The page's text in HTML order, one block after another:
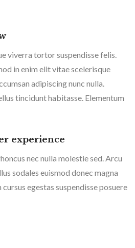
viverra tortor suspendisse felis.
in enim elit vitae scelerisque
adipiscing nunc nulla.
tincidunt habitasse. Elementum
experience
nec nulla molestie sed. Arcu
sodales euismod donec magna
egestas suspendisse posuere